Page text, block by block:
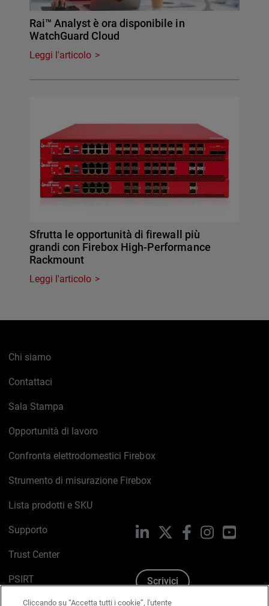
Rai™ Analyst è ora disponibile in
WatchGuard Cloud
Leggi l'articolo
Sfrutta le opportunità di firewall più
grandi con Firebox High-Performance
Rackmount
Leggi l'articolo
Chi siamo
Contattaci
Sala Stampa
Opportunità di lavoro
Confronta elettrodomestici Firebox
Strumento di misurazione Firebox
Lista prodotti e SKU
Supporto
Trust Center
PSIRT
LinkedIn FacebookInstagram
Scrivici
Cliccando su “Accetta tutti i cookie”, l'utente